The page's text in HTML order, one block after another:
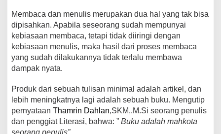
Membaca dan menulis merupakan dua hal yang tak bisa
dipisahkan. Apabila seseorang sudah mempunyai
kebiasaan membaca, tetapi tidak diiringi dengan
kebiasaan menulis, maka hasil dari proses membaca
yang sudah dilakukannya tidak terlalu membawa
dampak nyata.
Produk dari sebuah tulisan minimal adalah artikel, dan
lebih meningkatnya lagi adalah sebuah buku. Mengutip
pernyataan Thamrin Dahlan,SKM,.M.Si seorang penulis
dan penggiat Literasi, bahwa: ” Buku adalah mahkota
seorang penulis”.